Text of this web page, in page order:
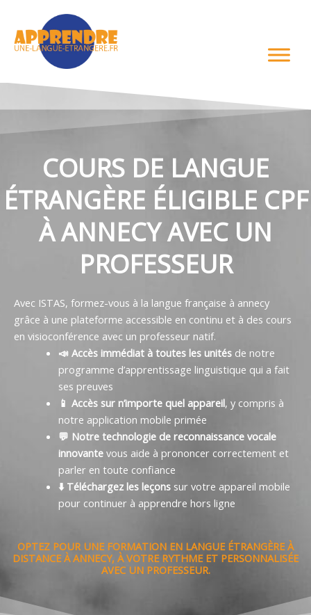
contenu
COURS DE LANGUE
ÉTRANGÈRE ÉLIGIBLE CPF
À ANNECY AVEC UN
PROFESSEUR
Avec ISTAS, formez-vous à la langue française à annecy
grâce à une plateforme accessible en continu et à des cours
en visioconférence avec un professeur natif.
📣 Accès immédiat à toutes les unitésde notre
programme d’apprentissage linguistique qui a fait
ses preuves
📱 Accès sur n’importe quel appareil, y compris à
notre application mobile primée
💬 Notre technologie de reconnaissance vocale
innovantevous aide à prononcer correctement et
parler en toute confiance
⬇️ Téléchargez les leçonssur votre appareil mobile
pour continuer à apprendre hors ligne
OPTEZ POUR UNE FORMATION EN LANGUE ÉTRANGÈRE À
DISTANCE À ANNECY, À VOTRE RYTHME ET PERSONNALISÉE
AVEC UN PROFESSEUR.